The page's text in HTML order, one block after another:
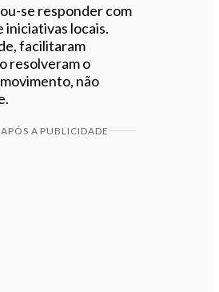
se responder com
iniciativas locais.
facilitaram
resolveram o
não
A PUBLICIDADE